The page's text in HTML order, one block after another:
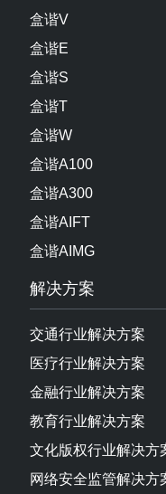
盒谐V
盒谐E
盒谐S
盒谐T
盒谐W
盒谐A100
盒谐A300
盒谐AIFT
盒谐AIMG
解决方案
交通行业解决方案
医疗行业解决方案
金融行业解决方案
教育行业解决方案
文化版权行业解决方
网络安全监管解决方